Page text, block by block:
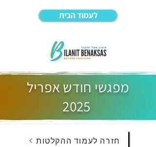
לעמוד הבית
מפגשי חודש אפריל
חזרה לעמוד ההקלטות